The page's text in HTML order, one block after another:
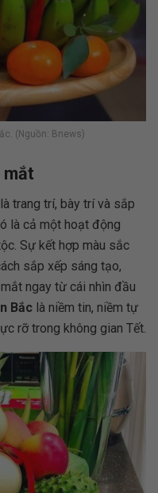
(Nguồn: Bnews)
mắt
trang trí, bày trí và sắp
là cả một hoạt động
Sự kết hợp màu sắc
sắp xếp sáng tạo,
ngay từ cái nhìn đầu
Bắc là niềm tin, niềm tự
rỡ trong không gian Tết.